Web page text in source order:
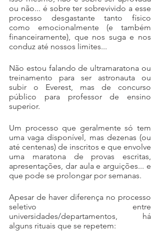
ou não... é sobre ter sobrevivido a esse
processo desgastante tanto físico
como emocionalmente (e também
financeiramente), que nos suga e nos
conduz até nossos limites...
Não estou falando de ultramaratona ou
treinamento para ser astronauta ou
subir o Everest, mas de concurso
público para professor de ensino
superior.
Um processo que geralmente só tem
uma vaga disponível, mas dezenas (ou
até centenas) de inscritos e que envolve
uma maratona de provas escritas,
apresentações, dar aula e arguições... e
que pode se prolongar por semanas.
Apesar de haver diferença no processo
seletivo entre
universidades/departamentos, há
alguns rituais que se repetem: